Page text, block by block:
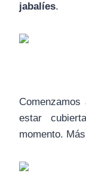
jabalíes.
estar
momento.